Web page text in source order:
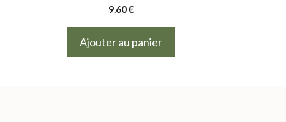
9.60€
Ajouter au panier